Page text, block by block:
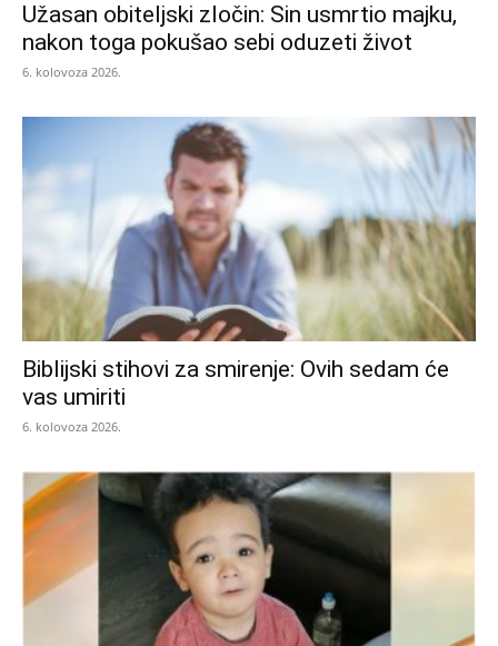
Užasan obiteljski zločin: Sin usmrtio majku,
nakon toga pokušao sebi oduzeti život
6. kolovoza 2026.
Biblijski stihovi za smirenje: Ovih sedam će
vas umiriti
6. kolovoza 2026.